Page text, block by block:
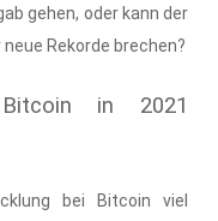
gehen, oder kann der
Rekorde brechen?
in 2021
bei Bitcoin viel